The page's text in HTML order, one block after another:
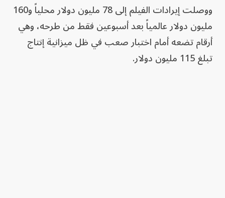
ووصلت إيرادات الفيلم إلى 78 مليون دولار محلياً و160
مليون دولار عالمياً بعد أسبوعين فقط من طرحه، وهي
أرقام تضعه أمام اختبار صعب في ظل ميزانية إنتاج
تبلغ 115 مليون دولار.